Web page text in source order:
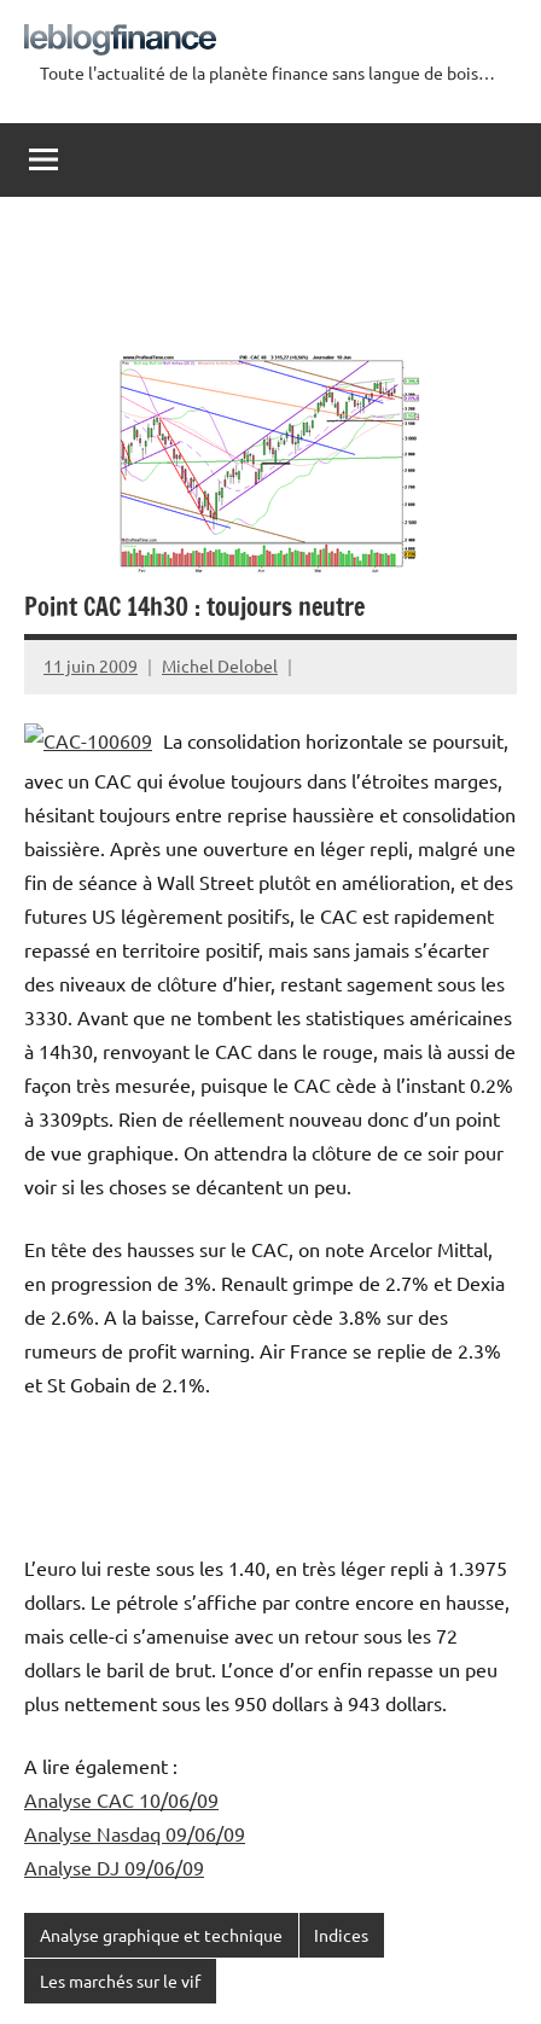
contenu
Blog
Finance
Toute l'actualité de la planète finance sans langue de bois…
Point CAC 14h30 : toujours neutre
11 juin 2009 Michel Delobel
La consolidation horizontale se poursuit,
avec un CAC qui évolue toujours dans l’étroites marges,
hésitant toujours entre reprise haussière et consolidation
baissière. Après une ouverture en léger repli, malgré une
fin de séance à Wall Street plutôt en amélioration, et des
futures US légèrement positifs, le CAC est rapidement
repassé en territoire positif, mais sans jamais s’écarter
des niveaux de clôture d’hier, restant sagement sous les
3330. Avant que ne tombent les statistiques américaines
à 14h30, renvoyant le CAC dans le rouge, mais là aussi de
façon très mesurée, puisque le CAC cède à l’instant 0.2%
à 3309pts. Rien de réellement nouveau donc d’un point
de vue graphique. On attendra la clôture de ce soir pour
voir si les choses se décantent un peu.
En tête des hausses sur le CAC, on note Arcelor Mittal,
en progression de 3%. Renault grimpe de 2.7% et Dexia
de 2.6%. A la baisse, Carrefour cède 3.8% sur des
rumeurs de profit warning. Air France se replie de 2.3%
et St Gobain de 2.1%.
L’euro lui reste sous les 1.40, en très léger repli à 1.3975
dollars. Le pétrole s’affiche par contre encore en hausse,
mais celle-ci s’amenuise avec un retour sous les 72
dollars le baril de brut. L’once d’or enfin repasse un peu
plus nettement sous les 950 dollars à 943 dollars.
A lire également :
Analyse CAC 10/06/09
Analyse Nasdaq 09/06/09
Analyse DJ 09/06/09
Analyse graphique et technique Indices
Les marchés sur le vif